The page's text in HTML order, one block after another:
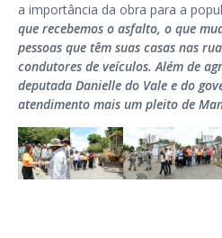
a importância da obra para a
que recebemos o asfalto, o que
pessoas que têm suas casas nas
condutores de veículos. Além de
deputada Danielle do Vale e do
atendimento mais um pleito de